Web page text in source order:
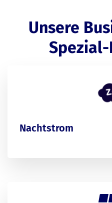
Unsere
Nachtstrom